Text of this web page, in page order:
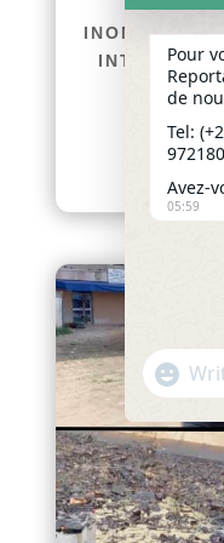
INTENSIFIE
Pour
de
Tel:
Avez-
05:59
WhatsApp